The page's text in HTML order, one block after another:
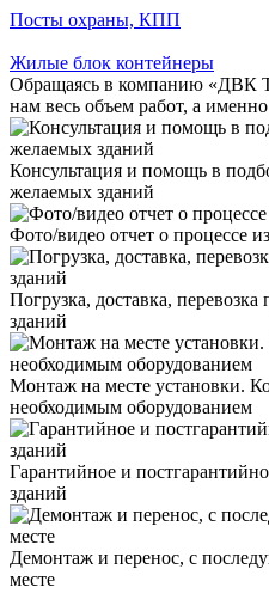
Посты охраны, КПП
Жилые блок контейнеры
Обращаясь в компанию «ДВК
нам весь объем работ, а
Консультация и помощь в
желаемых зданий
Фото/видео отчет о процессе
Погрузка, доставка,
зданий
Монтаж на месте установки.
необходимым оборудованием
Гарантийное и
зданий
Демонтаж и перенос, с
месте